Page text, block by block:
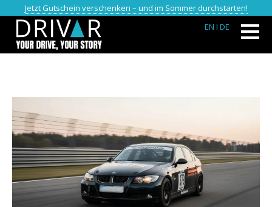
Jetzt Gutschein verschenken – und im Sommer durchstarten!
EN I DE